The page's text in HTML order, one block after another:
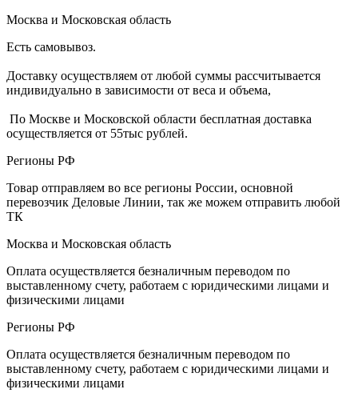
Москва и Московская область
Есть самовывоз.
Доставку осуществляем от любой суммы рассчитывается
индивидуально в зависимости от веса и объема,
По Москве и Московской области бесплатная доставка
осуществляется от 55тыс рублей.
Регионы РФ
Товар отправляем во все регионы России, основной
перевозчик Деловые Линии, так же можем отправить любой
ТК
Москва и Московская область
Оплата осуществляется безналичным переводом по
выставленному счету, работаем с юридическими лицами и
физическими лицами
Регионы РФ
Оплата осуществляется безналичным переводом по
выставленному счету, работаем с юридическими лицами и
физическими лицами